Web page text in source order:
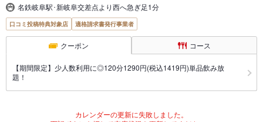
名鉄岐阜駅･新岐阜交差点より西へ急ぎ足1分
口コミ投稿特典対象店 適格請求書発行事業者
クーポン コース
【期間限定】少人数利用に◎120分1290円(税込1419円)単品飲み放
題！
カレンダーの更新に失敗しました。